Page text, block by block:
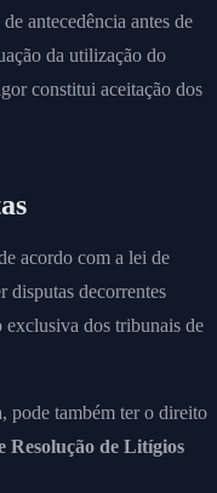
antecedência antes de
da utilização do
constitui aceitação dos
acordo com a lei de
disputas decorrentes
exclusiva dos tribunais de
pode também ter o direito
Resolução de Litígios